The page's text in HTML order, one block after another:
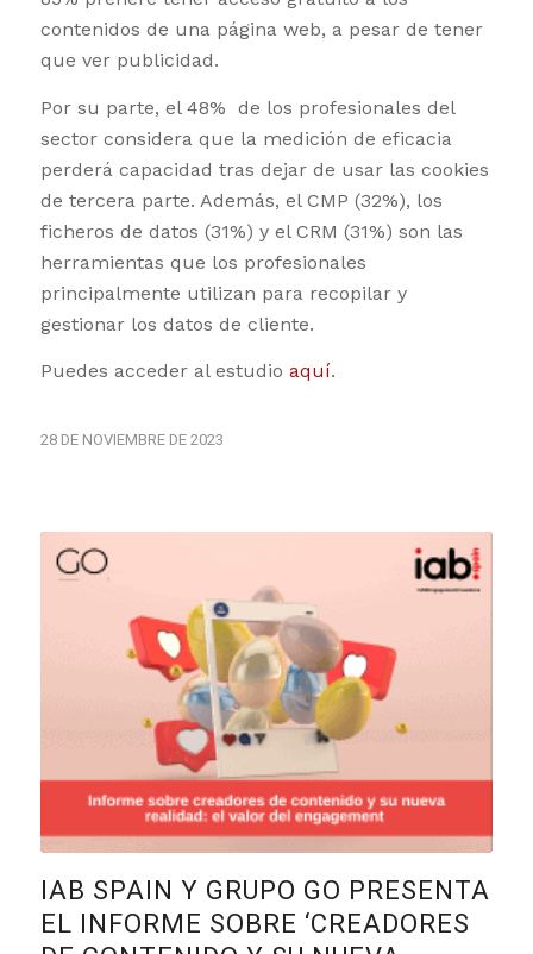
contenidos de una página web, a pesar de tener
que ver publicidad.
Por su parte, el 48% de los profesionales del
sector considera que la medición de eficacia
perderá capacidad tras dejar de usar las cookies
de tercera parte. Además, el CMP (32%), los
ficheros de datos (31%) y el CRM (31%) son las
herramientas que los profesionales
principalmente utilizan para recopilar y
gestionar los datos de cliente.
Puedes acceder al estudio aquí.
28 DE NOVIEMBRE DE 2023
IAB SPAIN Y GRUPO GO PRESENTA
EL INFORME SOBRE ‘CREADORES